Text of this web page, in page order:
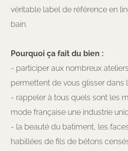
véritable label de référence en
bain.
Pourquoi ça fait du bien :
- participer aux nombreux
permettent de vous glisser dans
- rappeler à tous quels sont les
mode française une industrie
- la beauté du batiment, les
habillées de fils de bétons